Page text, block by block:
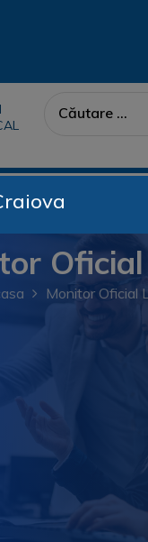
Monitor Oficial